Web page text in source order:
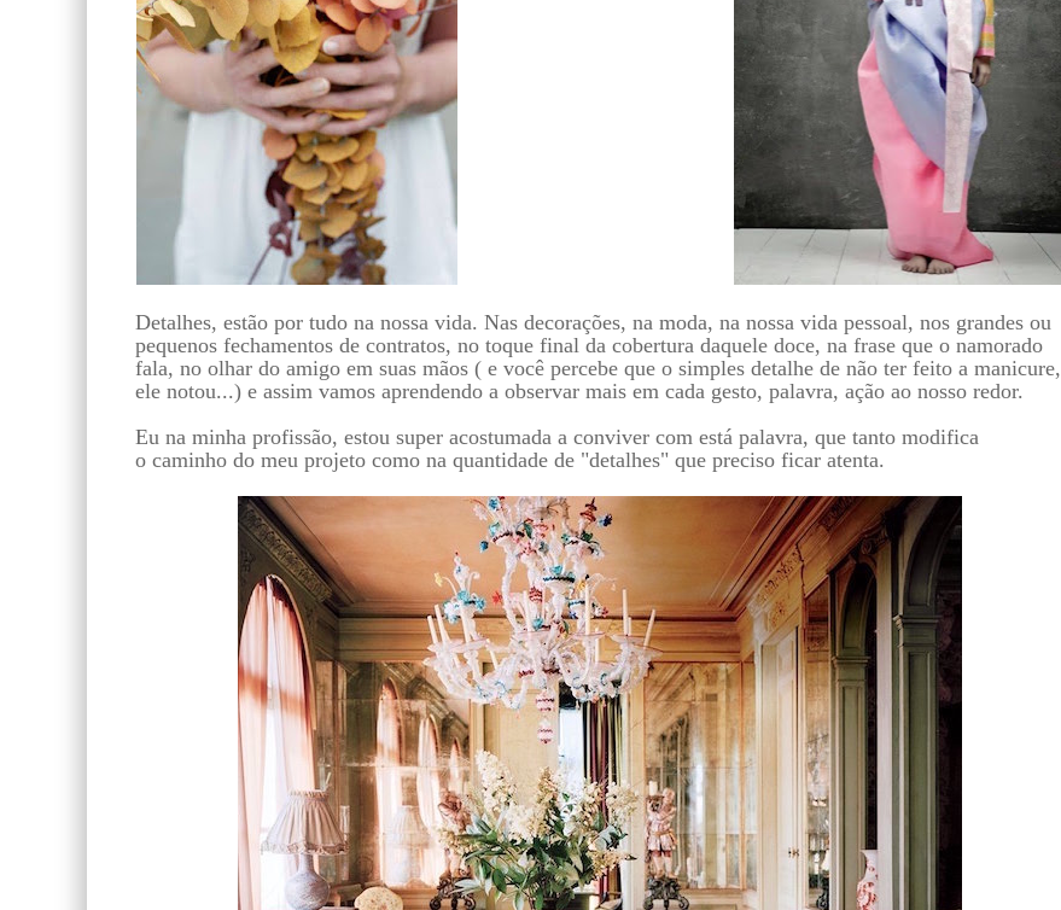
Detalhes, estão por tudo na nossa vida. Nas decorações, na moda, na nossa vida pessoal, nos grandes ou
pequenos fechamentos de contratos, no toque final da cobertura daquele doce, na frase que o namorado
fala, no olhar do amigo em suas mãos ( e você percebe que o simples detalhe de não ter feito a manicure,
ele notou...) e assim vamos aprendendo a observar mais em cada gesto, palavra, ação ao nosso redor.
Eu na minha profissão, estou super acostumada a conviver com está palavra, que tanto modifica
o caminho do meu projeto como na quantidade de "detalhes" que preciso ficar atenta.